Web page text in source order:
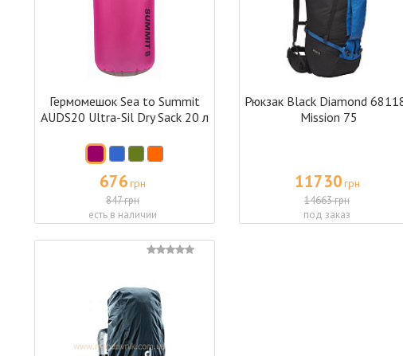
Гермомешок Sea to Summit
AUDS20 Ultra-Sil Dry Sack 20 л
676грн
847 грн
есть в наличии
Рюкзак Black Diamond
Mission 75
11730грн
14663 грн
под заказ